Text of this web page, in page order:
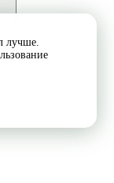
лучше.